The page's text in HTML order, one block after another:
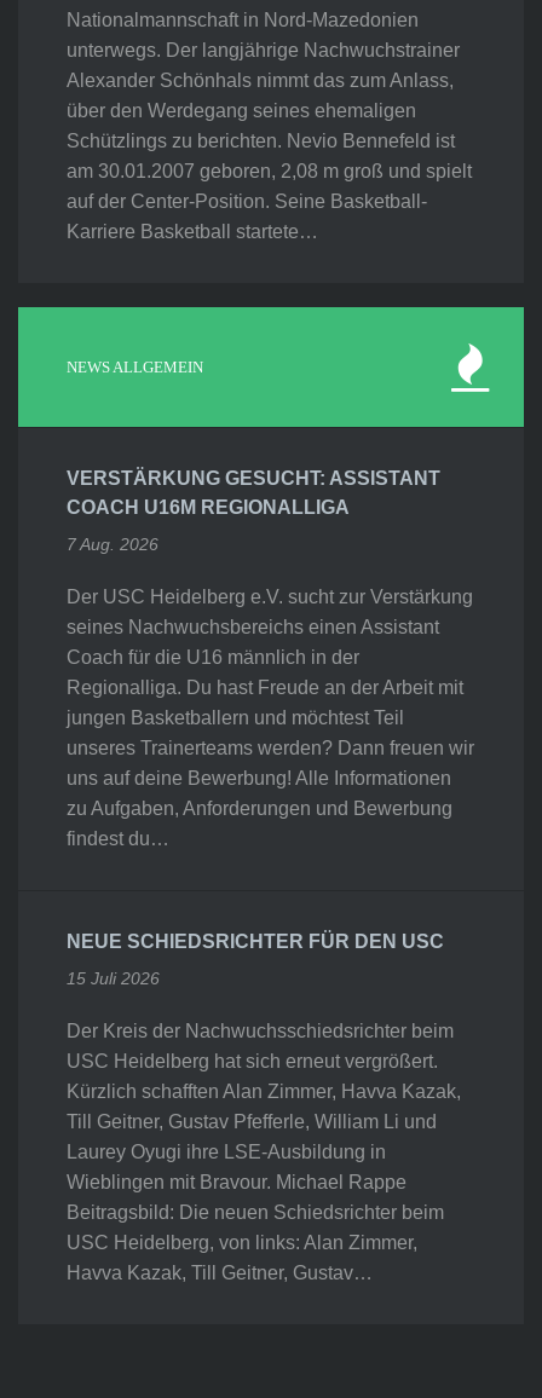
Nationalmannschaft in Nord-Mazedonien
unterwegs. Der langjährige Nachwuchstrainer
Alexander Schönhals nimmt das zum Anlass,
über den Werdegang seines ehemaligen
Schützlings zu berichten. Nevio Bennefeld ist
am 30.01.2007 geboren, 2,08 m groß und spielt
auf der Center-Position. Seine Basketball-
Karriere Basketball startete…
NEWS ALLGEMEIN
VERSTÄRKUNG GESUCHT: ASSISTANT
COACH U16M REGIONALLIGA
7 Aug. 2026
Der USC Heidelberg e.V. sucht zur Verstärkung
seines Nachwuchsbereichs einen Assistant
Coach für die U16 männlich in der
Regionalliga. Du hast Freude an der Arbeit mit
jungen Basketballern und möchtest Teil
unseres Trainerteams werden? Dann freuen wir
uns auf deine Bewerbung! Alle Informationen
zu Aufgaben, Anforderungen und Bewerbung
findest du…
NEUE SCHIEDSRICHTER FÜR DEN USC
15 Juli 2026
Der Kreis der Nachwuchsschiedsrichter beim
USC Heidelberg hat sich erneut vergrößert.
Kürzlich schafften Alan Zimmer, Havva Kazak,
Till Geitner, Gustav Pfefferle, William Li und
Laurey Oyugi ihre LSE-Ausbildung in
Wieblingen mit Bravour. Michael Rappe
Beitragsbild: Die neuen Schiedsrichter beim
USC Heidelberg, von links: Alan Zimmer,
Havva Kazak, Till Geitner, Gustav…